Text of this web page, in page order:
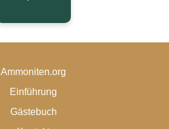
Ammoniten.org
Einführung
Gästebuch